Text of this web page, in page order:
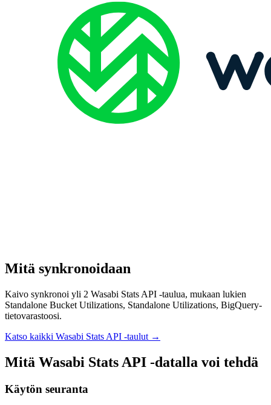
Mitä synkronoidaan
Kaivo synkronoi yli 2 Wasabi Stats API -taulua, mukaan lukien
Standalone Bucket Utilizations, Standalone Utilizations, BigQuery-
tietovarastoosi.
Katso kaikki Wasabi Stats API -taulut →
Mitä Wasabi Stats API -datalla voi tehdä
Käytön seuranta